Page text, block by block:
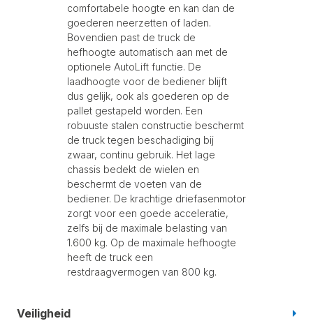
comfortabele hoogte en kan dan de
goederen neerzetten of laden.
Bovendien past de truck de
hefhoogte automatisch aan met de
optionele AutoLift functie. De
laadhoogte voor de bediener blijft
dus gelijk, ook als goederen op de
pallet gestapeld worden. Een
robuuste stalen constructie beschermt
de truck tegen beschadiging bij
zwaar, continu gebruik. Het lage
chassis bedekt de wielen en
beschermt de voeten van de
bediener. De krachtige driefasenmotor
zorgt voor een goede acceleratie,
zelfs bij de maximale belasting van
1.600 kg. Op de maximale hefhoogte
heeft de truck een
restdraagvermogen van 800 kg.
Veiligheid